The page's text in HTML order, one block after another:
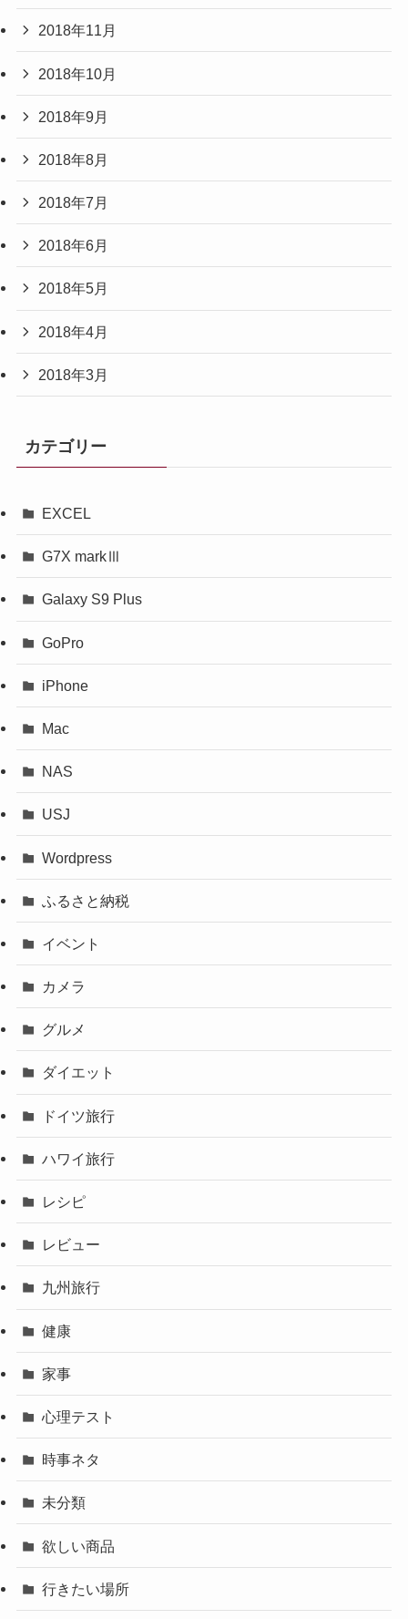
2018年11月
2018年10月
2018年9月
2018年8月
2018年7月
2018年6月
2018年5月
2018年4月
2018年3月
カテゴリー
EXCEL
G7X markⅢ
Galaxy S9 Plus
GoPro
iPhone
Mac
NAS
USJ
Wordpress
ふるさと納税
イベント
カメラ
グルメ
ダイエット
ドイツ旅行
ハワイ旅行
レシピ
レビュー
九州旅行
健康
家事
心理テスト
時事ネタ
未分類
欲しい商品
行きたい場所